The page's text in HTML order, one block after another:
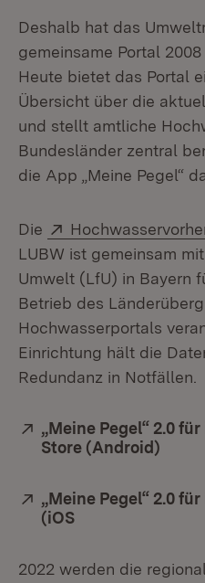
Deshalb hat das
gemeinsame Portal
Heute bietet das Portal
Übersicht über die
und stellt amtliche
Bundesländer zentral
die App „Meine Pegel“
Die Extern:
LUBW ist gemeinsam
Umwelt (LfU) in Bayern
Betrieb des
Hochwasserportals
Einrichtung hält die
Redundanz in Notfällen.
Extern:
„Meine Pegel“ 2.0
Store (Android)
Extern:
„Meine Pegel“ 2.0
(iOS
2022 werden die